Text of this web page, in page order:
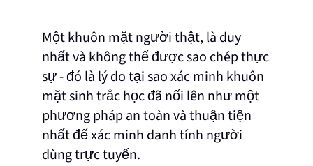
Một khuôn mặt người thật, là duy
nhất và không thể được sao chép thực
sự - đó là lý do tại sao xác minh khuôn
mặt sinh trắc học đã nổi lên như một
phương pháp an toàn và thuận tiện
nhất để xác minh danh tính người
dùng trực tuyến.